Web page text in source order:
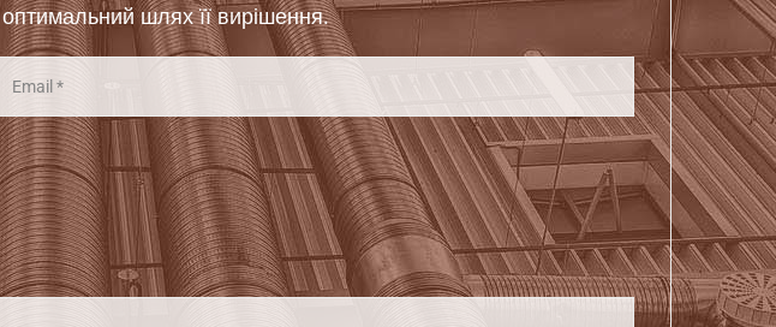
шлях її вирішення.